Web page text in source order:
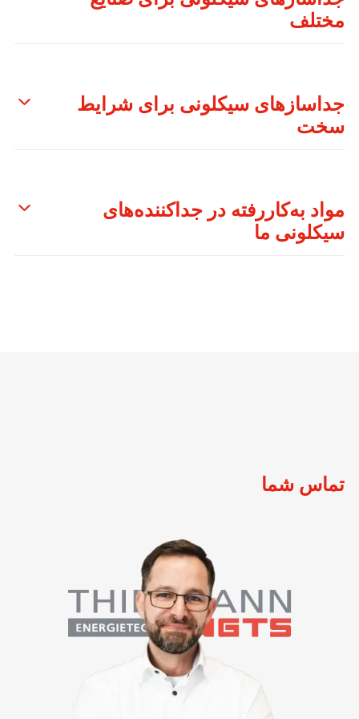
مختلف
جداسازهای سیکلونی برای شرایط
سخت
مواد به‌کاررفته در جداکننده‌های
سیکلونی ما
تماس شما